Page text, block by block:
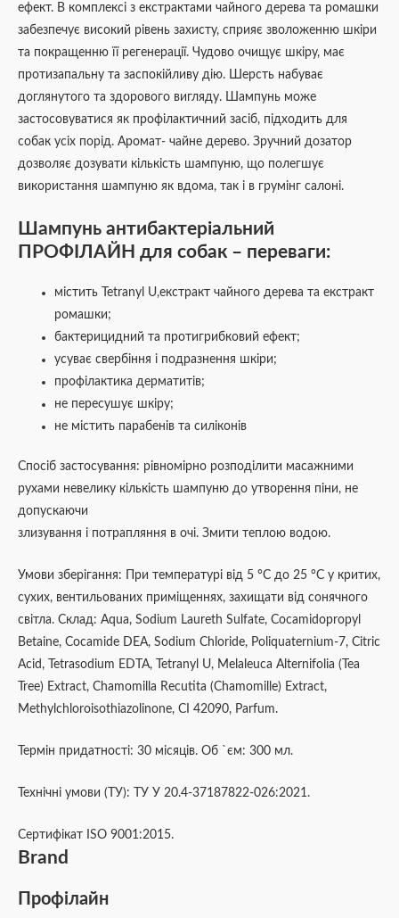
ефект. В комплексі з екстрактами чайного дерева та ромашки
забезпечує високий рівень захисту, сприяє зволоженню шкіри
та покращенню її регенерації. Чудово очищує шкіру, має
протизапальну та заспокійливу дію. Шерсть набуває
доглянутого та здорового вигляду. Шампунь може
застосовуватися як профілактичний засіб, підходить для
собак усіх порід. Аромат- чайне дерево. Зручний дозатор
дозволяє дозувати кількість шампуню, що полегшує
використання шампуню як вдома, так і в грумінг салоні.
Шампунь антибактеріальний
ПРОФІЛАЙН для собак – переваги:
містить Tetranyl U,екстракт чайного дерева та екстракт
ромашки;
бактерицидний та протигрибковий ефект;
усуває свербіння і подразнення шкіри;
профілактика дерматитів;
не пересушує шкіру;
не містить парабенів та силіконів
Спосіб застосування: рівномірно розподілити масажними
рухами невелику кількість шампуню до утворення піни, не
допускаючи
злизування і потрапляння в очі. Змити теплою водою.
Умови зберігання: При температурі від 5 °С до 25 °С у критих,
сухих, вентильованих приміщеннях, захищати від сонячного
світла. Склад: Aqua, Sodium Laureth Sulfate, Cocamidopropyl
Betaine, Cocamide DEA, Sodium Chloride, Poliquaternium-7, Citric
Acid, Tetrasodium EDTA, Tetranyl U, Melaleuca Alternifolia (Tea
Tree) Extract, Chamomilla Recutita (Chamomille) Extract,
Methylchloroisothiazolinone, CI 42090, Parfum.
Термін придатності: 30 місяців. Об `єм: 300 мл.
Технічні умови (ТУ): ТУ У 20.4-37187822-026:2021.
Сертифікат ISO 9001:2015.
Brand
Профілайн